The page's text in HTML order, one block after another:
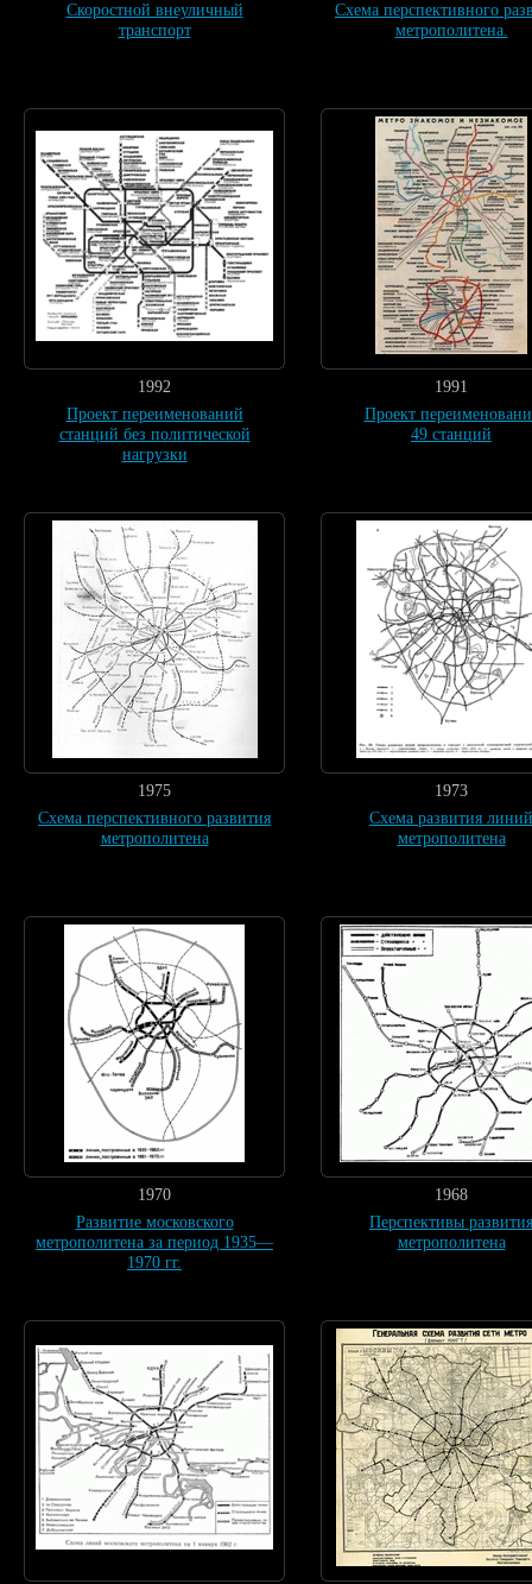
Скоростной внеуличный
транспорт
Схема перспективного
метрополитена.
1992
Проект переименований
станций без политической
нагрузки
1991
Проект
49 станций
1975
Схема перспективного развития
метрополитена
1973
Схема развития линий
метрополитена
1970
Развитие московского
метрополитена за период 1935—
1970 гг.
1968
Перспективы развития
метрополитена